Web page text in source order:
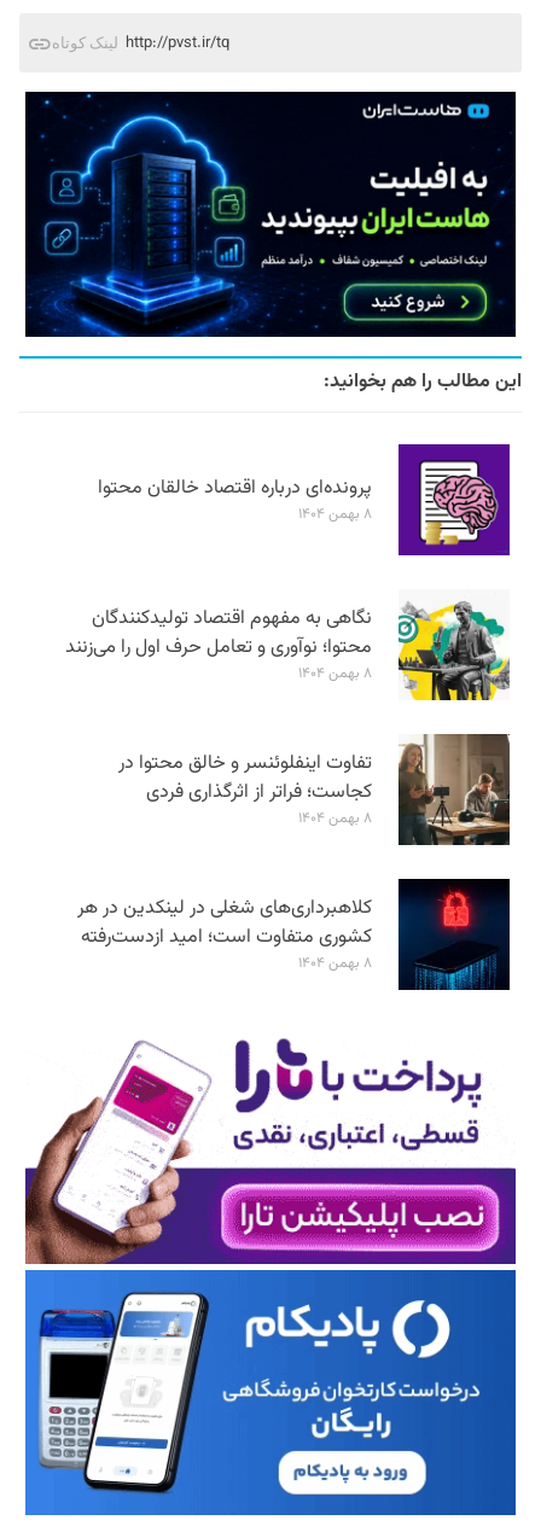
لینک کوتاه http://pvst.ir/tq
این مطالب را هم بخوانید:
پرونده‌ای درباره اقتصاد خالقان محتوا
۸ بهمن ۱۴۰۴
نگاهی به مفهوم اقتصاد تولیدکنندگان
محتوا؛ نوآوری و تعامل حرف اول را می‌زنند
۸ بهمن ۱۴۰۴
تفاوت اینفلوئنسر و خالق محتوا در
کجاست؛ فراتر از اثرگذاری فردی
۸ بهمن ۱۴۰۴
کلاهبرداری‌های شغلی در لینکدین در هر
کشوری متفاوت است؛ امید ازدست‌رفته
۸ بهمن ۱۴۰۴